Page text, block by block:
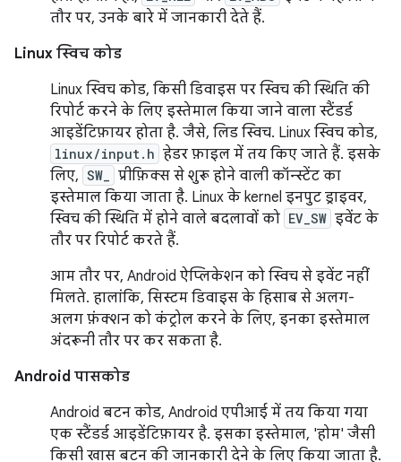
तौर पर, उनके बारे में जानकारी देते हैं.
Linux स्विच कोड
Linux स्विच कोड, किसी डिवाइस पर स्विच की स्थिति की
रिपोर्ट करने के लिए इस्तेमाल किया जाने वाला स्टैंडर्ड
आइडेंटिफ़ायर होता है. जैसे, लिड स्विच. Linux स्विच कोड,
linux/input.h हेडर फ़ाइल में तय किए जाते हैं. इसके
लिए, SW_
प्रीफ़िक्स से शुरू होने वाली कॉन्स्टेंट का
इस्तेमाल किया जाता है. Linux के kernel इनपुट ड्राइवर,
स्विच की स्थिति में होने वाले बदलावों को EV_SW इवेंट के
तौर पर रिपोर्ट करते हैं.
आम तौर पर, Android ऐप्लिकेशन को स्विच से इवेंट नहीं
मिलते. हालांकि, सिस्टम डिवाइस के हिसाब से अलग-
अलग फ़ंक्शन को कंट्रोल करने के लिए, इनका इस्तेमाल
अंदरूनी तौर पर कर सकता है.
Android पासकोड
Android बटन कोड, Android एपीआई में तय किया गया
एक स्टैंडर्ड आइडेंटिफ़ायर है. इसका इस्तेमाल, 'होम' जैसी
किसी खास बटन की जानकारी देने के लिए किया जाता है.